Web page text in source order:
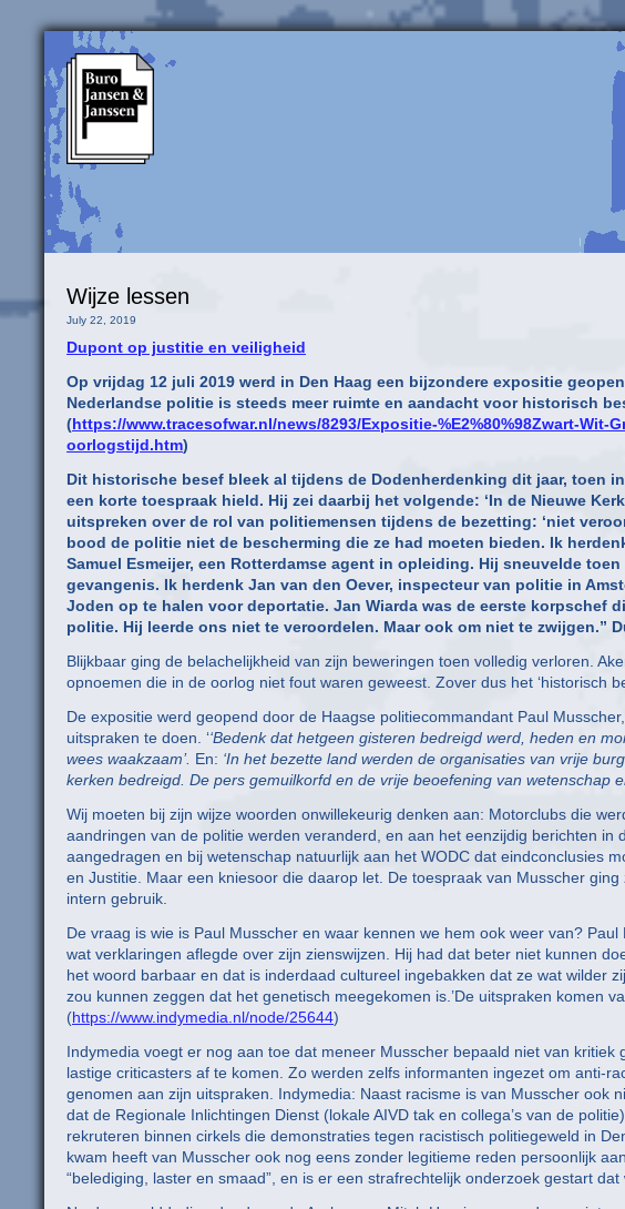
Wijze lessen
July 22, 2019
Dupont op justitie en veiligheid
Op vrijdag 12 juli 2019 werd in Den Haag een bijzondere expositie
Nederlandse politie is steeds meer ruimte en aandacht voor historisch
(https://www.tracesofwar.nl/news/8293/Expositie-%E2%80%98Zwart-
oorlogstijd.htm)
Dit historische besef bleek al tijdens de Dodenherdenking dit jaar, toen
een korte toespraak hield. Hij zei daarbij het volgende: ‘In de Nieuwe
uitspreken over de rol van politiemensen tijdens de bezetting: ‘niet
bood de politie niet de bescherming die ze had moeten bieden. Ik
Samuel Esmeijer, een Rotterdamse agent in opleiding. Hij sneuvelde
gevangenis. Ik herdenk Jan van den Oever, inspecteur van politie in
Joden op te halen voor deportatie. Jan Wiarda was de eerste korpschef
politie. Hij leerde ons niet te veroordelen. Maar ook om niet te zwijgen.”
Blijkbaar ging de belachelijkheid van zijn beweringen toen volledig verloren.
opnoemen die in de oorlog niet fout waren geweest. Zover dus het ‘historisch
De expositie werd geopend door de Haagse politiecommandant Paul
uitspraken te doen. ‘‘Bedenk dat hetgeen gisteren bedreigd werd, heden en
wees waakzaam’. En: ‘In het bezette land werden de organisaties van vrije
kerken bedreigd. De pers gemuilkorfd en de vrije beoefening van wetenschap
Wij moeten bij zijn wijze woorden onwillekeurig denken aan: Motorclubs die
aandringen van de politie werden veranderd, en aan het eenzijdig berichten in
aangedragen en bij wetenschap natuurlijk aan het WODC dat eindconclusies
en Justitie. Maar een kniesoor die daarop let. De toespraak van Musscher
intern gebruik.
De vraag is wie is Paul Musscher en waar kennen we hem ook weer van?
wat verklaringen aflegde over zijn zienswijzen. Hij had dat beter niet kunnen
het woord barbaar en dat is inderdaad cultureel ingebakken dat ze wat wilder
zou kunnen zeggen dat het genetisch meegekomen is.’De uitspraken komen
(https://www.indymedia.nl/node/25644)
Indymedia voegt er nog aan toe dat meneer Musscher bepaald niet van
lastige criticasters af te komen. Zo werden zelfs informanten ingezet om anti-
genomen aan zijn uitspraken. Indymedia: Naast racisme is van Musscher ook
dat de Regionale Inlichtingen Dienst (lokale AIVD tak en collega’s van de
rekruteren binnen cirkels die demonstraties tegen racistisch politiegeweld in
kwam heeft van Musscher ook nog eens zonder legitieme reden persoonlijk
“belediging, laster en smaad”, en is er een strafrechtelijk onderzoek gestart